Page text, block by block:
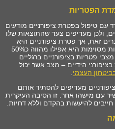
הפטריות
עם טיפול בפטרת ציפורניים מודעים
ולכן מעדיפים צעד שהתוצאות שלו
זאת, אך פטרת ציפורניים היא
מחלת עור שכיחה במיוחד ובאוכלוסיות מסוימות היא אפילו מהווה כ50%
פטריות בציפורניים ברגליים
הידיים – מצב אשר יכול
העצמי.
מעדיפים להסתיר אותם
עם מישהו אחר. זו הסיבה העיקרית
חייבים להיעשות בהקדם וללא דחיות.